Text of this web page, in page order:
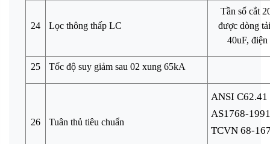
24 Lọc thông thấp LC
Tần số cắt
được dòng
40uF,
25 Tốc độ suy giảm sau 02 xung 65kA
26 Tuân thủ tiêu chuẩn
ANSI C62.41
AS1768-
TCVN 68-